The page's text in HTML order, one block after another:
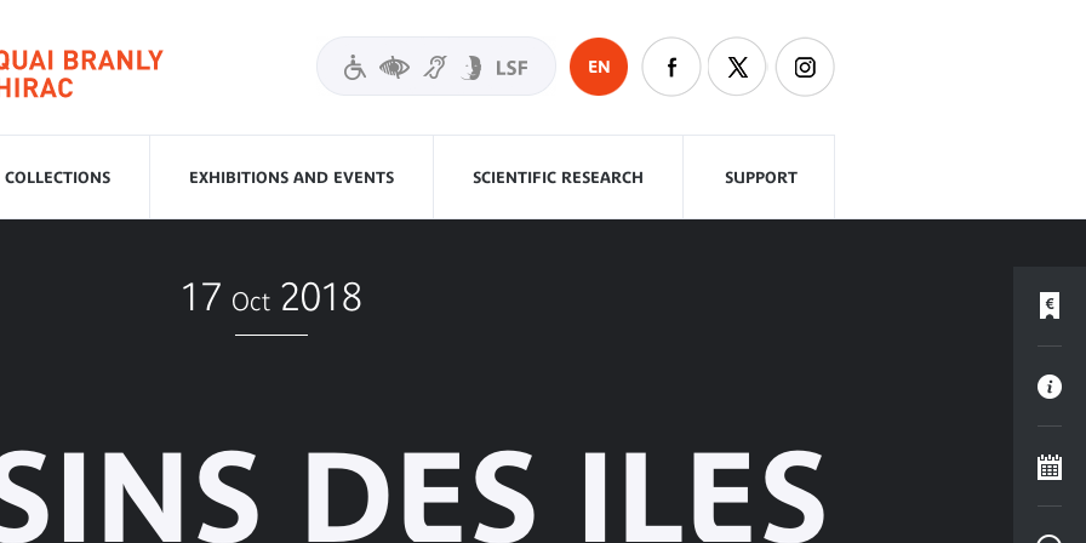
EN
COLLECTIONS EXHIBITIONS AND EVENTS SCIENTIFIC RESEARCH SUPPORT
17 Oct 2018
DES ILES